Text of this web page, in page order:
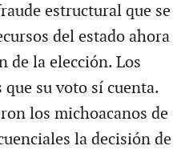
estructural que se
del estado ahora
de la elección. Los
que su voto sí cuenta.
los michoacanos de
la decisión de